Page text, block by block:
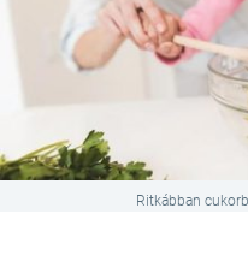
Ritkábban